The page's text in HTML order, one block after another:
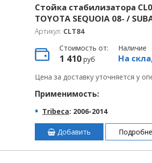
Стойка стабилизатора
TOYOTA SEQUOIA 08- /
Артикул: CLT84
Стоимость от:
1 410руб
Наличие
На
Цена за доставку уточняется у
Применимость:
Tribeca: 2006-2014
Добавить